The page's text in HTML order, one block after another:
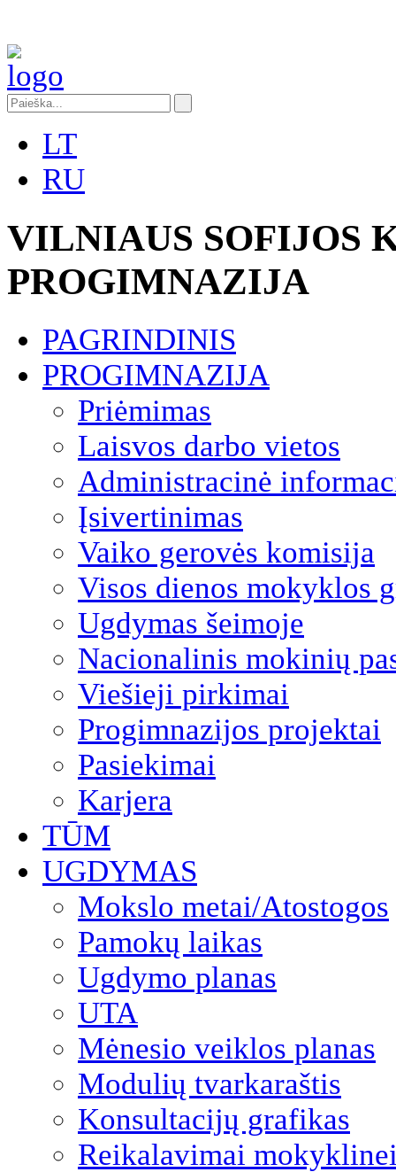
LT
RU
VILNIAUS SOFIJOS
PROGIMNAZIJA
PAGRINDINIS
PROGIMNAZIJA
Priėmimas
Laisvos darbo vietos
Administracinė
Įsivertinimas
Vaiko gerovės komisija
Visos dienos mokyklos
Ugdymas šeimoje
Nacionalinis mokinių
Viešieji pirkimai
Progimnazijos projektai
Pasiekimai
Karjera
TŪM
UGDYMAS
Mokslo metai/Atostogos
Pamokų laikas
Ugdymo planas
UTA
Mėnesio veiklos planas
Modulių tvarkaraštis
Konsultacijų grafikas
Reikalavimai